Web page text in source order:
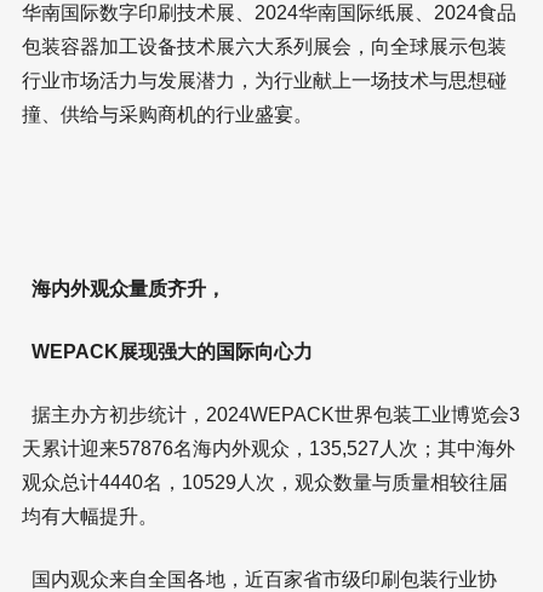
华南国际数字印刷技术展、2024华南国际纸展、2024食品
包装容器加工设备技术展六大系列展会，向全球展示包装
行业市场活力与发展潜力，为行业献上一场技术与思想碰
撞、供给与采购商机的行业盛宴。
海内外观众量质齐升，
WEPACK展现强大的国际向心力
据主办方初步统计，2024WEPACK世界包装工业博览会3
天累计迎来57876名海内外观众，135,527人次；其中海外
观众总计4440名，10529人次，观众数量与质量相较往届
均有大幅提升。
国内观众来自全国各地，近百家省市级印刷包装行业协